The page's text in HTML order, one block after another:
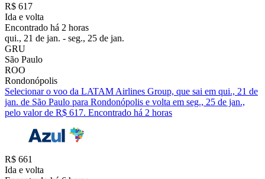
R$ 617
Ida e volta
Encontrado há 2 horas
qui., 21 de jan. - seg., 25 de jan.
GRU
São Paulo
ROO
Rondonópolis
Selecionar o voo da LATAM Airlines Group, que sai em qui., 21 de
jan. de São Paulo para Rondonópolis e volta em seg., 25 de jan.,
pelo valor de R$ 617. Encontrado há 2 horas
R$ 661
Ida e volta